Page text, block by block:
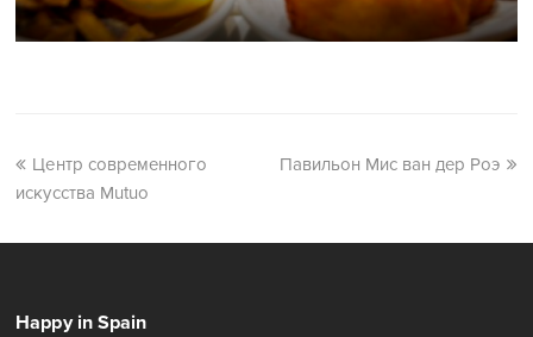
Центр современного
искусства Mutuo
Павильон Мис ван дер Роэ
Happy in Spain